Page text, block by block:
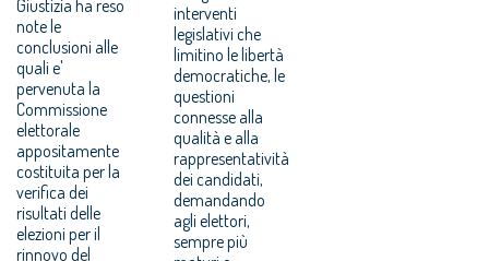
Giustizia ha reso
note le
conclusioni alle
quali e'
pervenuta la
Commissione
elettorale
appositamente
costituita per la
verifica dei
risultati delle
elezioni per il
rinnovo del
interventi
legislativi che
limitino le libertà
democratiche, le
questioni
connesse alla
qualità e alla
rappresentatività
dei candidati,
demandando
agli elettori,
sempre più